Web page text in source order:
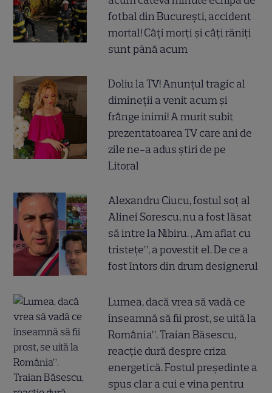
fotbal din București, accident
mortal! Câți morți și câți răniți
sunt până acum
Doliu la TV! Anunțul tragic al
dimineții a venit acum și
frânge inimi! A murit subit
prezentatoarea TV care ani de
zile ne-a adus știri de pe
Litoral
Alexandru Ciucu, fostul soț al
Alinei Sorescu, nu a fost lăsat
să intre la Nibiru. „Am aflat cu
tristețe”, a povestit el. De ce a
fost întors din drum designerul
Lumea, dacă vrea să vadă ce
înseamnă să fii prost, se uită la
România”. Traian Băsescu,
reacție dură despre criza
energetică. Fostul președinte a
spus clar a cui e vina pentru